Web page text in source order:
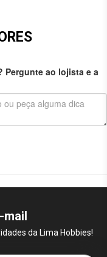
Pergunte ao lojista e a
da Lima Hobbies!